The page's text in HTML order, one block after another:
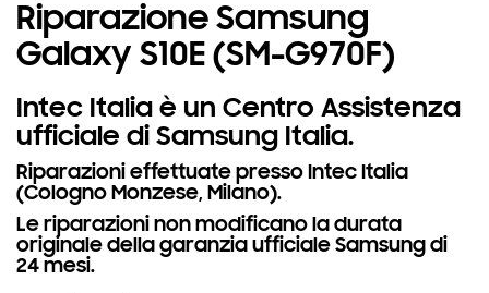
Riparazione Samsung
Galaxy S10E (SM-G970F)
Intec Italia è un Centro Assistenza
ufficiale di Samsung Italia.
Riparazioni effettuate presso Intec Italia
(Cologno Monzese, Milano).
Le riparazioni non modificano la durata
originale della garanzia ufficiale Samsung di
24 mesi.